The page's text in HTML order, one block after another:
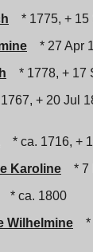
* 1775, + 15
* 27 Apr
* 1778, + 17
+ 20 Jul
* ca. 1716, +
Karoline
* 7
* ca. 1800
Wilhelmine
*